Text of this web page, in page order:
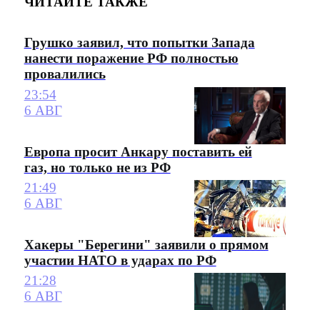
Грушко заявил, что попытки Запада
нанести поражение РФ полностью
провалились
23:54
6 АВГ
Европа просит Анкару поставить ей
газ, но только не из РФ
21:49
6 АВГ
Хакеры "Берегини" заявили о прямом
участии НАТО в ударах по РФ
21:28
6 АВГ